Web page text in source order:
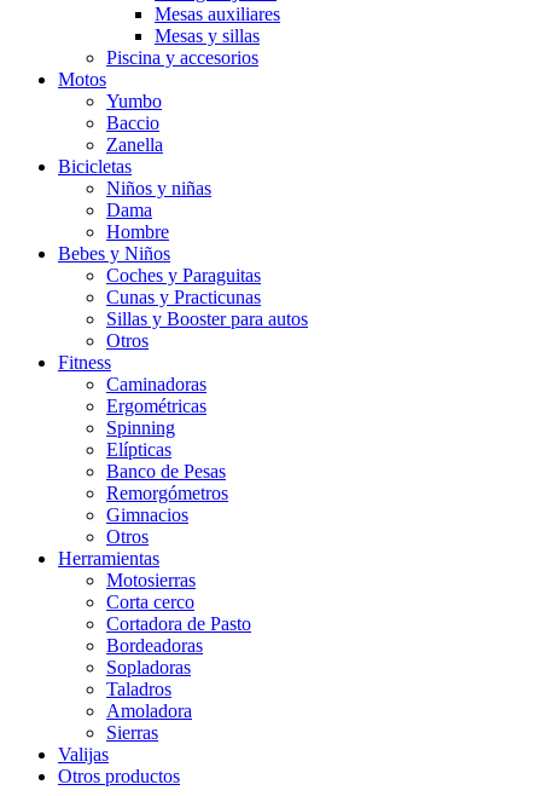
Mesas auxiliares
Mesas y sillas
Piscina y accesorios
Motos
Yumbo
Baccio
Zanella
Bicicletas
Niños y niñas
Dama
Hombre
Bebes y Niños
Coches y Paraguitas
Cunas y Practicunas
Sillas y Booster para autos
Otros
Fitness
Caminadoras
Ergométricas
Spinning
Elípticas
Banco de Pesas
Remorgómetros
Gimnacios
Otros
Herramientas
Motosierras
Corta cerco
Cortadora de Pasto
Bordeadoras
Sopladoras
Taladros
Amoladora
Sierras
Valijas
Otros productos